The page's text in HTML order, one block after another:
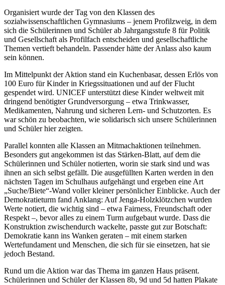
Organisiert wurde der Tag von den Klassen des
sozialwissenschaftlichen Gymnasiums – jenem Profilzweig, in dem
sich die Schülerinnen und Schüler ab Jahrgangsstufe 8 für Politik
und Gesellschaft als Profilfach entscheiden und gesellschaftliche
Themen vertieft behandeln. Passender hätte der Anlass also kaum
sein können.
Im Mittelpunkt der Aktion stand ein Kuchenbasar, dessen Erlös von
100 Euro für Kinder in Kriegssituationen und auf der Flucht
gespendet wird. UNICEF unterstützt diese Kinder weltweit mit
dringend benötigter Grundversorgung – etwa Trinkwasser,
Medikamenten, Nahrung und sicheren Lern- und Schutzorten. Es
war schön zu beobachten, wie solidarisch sich unsere Schülerinnen
und Schüler hier zeigten.
Parallel konnten alle Klassen an Mitmachaktionen teilnehmen.
Besonders gut angekommen ist das Stärken-Blatt, auf dem die
Schülerinnen und Schüler notierten, worin sie stark sind und was
ihnen an sich selbst gefällt. Die ausgefüllten Karten werden in den
nächsten Tagen im Schulhaus aufgehängt und ergeben eine Art
„Suche/Biete“-Wand voller kleiner persönlicher Einblicke. Auch der
Demokratieturm fand Anklang: Auf Jenga-Holzklötzchen wurden
Werte notiert, die wichtig sind – etwa Fairness, Freundschaft oder
Respekt –, bevor alles zu einem Turm aufgebaut wurde. Dass die
Konstruktion zwischendurch wackelte, passte gut zur Botschaft:
Demokratie kann ins Wanken geraten – mit einem starken
Wertefundament und Menschen, die sich für sie einsetzen, hat sie
jedoch Bestand.
Rund um die Aktion war das Thema im ganzen Haus präsent.
Schülerinnen und Schüler der Klassen 8b, 9d und 5d hatten Plakate